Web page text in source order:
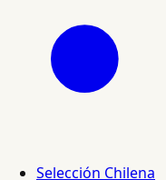
Selección Chilena